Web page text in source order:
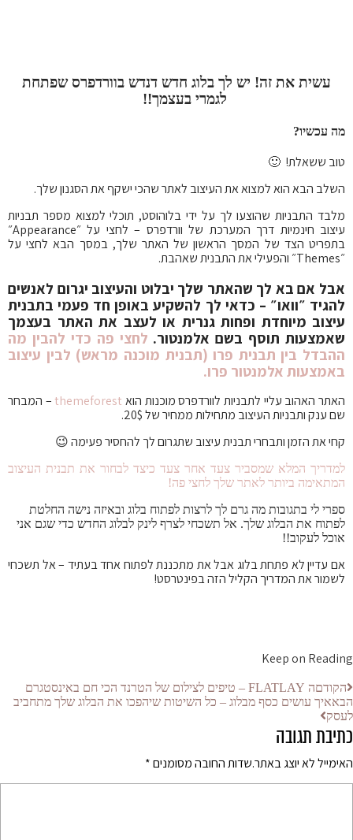
עשית את זה! יש לך בלוג חדש דנדש בוורדפרס שפתחת
לגמרי בעצמך!!
מה עכשיו?
טוב ששאלת! 🙂
השלב הבא הוא למצוא את העיצוב לאתר שהכי ישקף את הסגנון שלך.
מלבד התבניות שהוצעו לך על ידי בלוהוסט, תוכלי למצוא מספר תבניות
עיצוב חינמיות דרך המערכת של וורדפרס – לחצי על ״Appearance״
בתפריט הצד של המסך הראשון של האתר שלך, במסך הבא לחצי על
״Themes״ והפעילי את התבנית שאהבת.
אבל אם בא לך שהאתר שלך יבלוט והעיצוב יגרום לאנשים
להגיד ״וואו״ – כדאי לך להשקיע באופן חד פעמי בתבנית
עיצוב מיוחדת ופחות גנרית או לעצב את האתר בעצמך
שאמצעות תוסף בשם אלמנטור. לחצי פה כדי להבין מה
ההבדל בין תבנית פרו (תבנית מוכנה מראש) לבין עיצוב
באמצעות אלמנטור פרו.
האתר האהוב עליי לתבניות לוורדפרס מוכנות הוא themeforest– המבחר
שם ענק ותבניות העיצוב מתחילות ממחיר של 20$.
קחי את הזמן ותבחרי תבנית עיצוב שתגרום לך להחסיר פעימה 😉
למדריך המלא שמסביר צעד אחר צעד כיצד לבחור את תבנית העיצוב
המתאימה ביותר לאתר שלך לחצי פה!
ספרי לי בתגובות מה גרם לך לרצות לפתוח בלוג ובאיזה נישה החלטת
לפתוח את הבלוג שלך. אל תשכחי לצרף לינק לבלוג החדש כדי שגם אני
אוכל לעקוב!!
אם עדיין לא פתחת בלוג אבל את מתכננת לפתוח אחד בעתיד – אל תשכחי
לשמור את המדריך הקליל הזה בפינטרסט!
Keep on Reading
הקודםה FLATLAY – טיפים לצילום של הטרנד הכי חם באינסטגרם
הבאאיך עושים כסף מבלוג – כל השיטות שיהפכו את הבלוג שלך מתחביב
לעסק
כתיבת תגובה
האימייל לא יוצג באתר.שדות החובה מסומנים*